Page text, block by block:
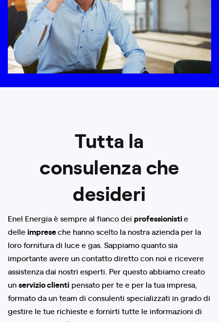
Tutta la
consulenza che
desideri
Enel Energia è sempre al fianco dei professionistie
delleimpreseche hanno scelto la nostra azienda per la
loro fornitura di luce e gas. Sappiamo quanto sia
importante avere un contatto diretto con noi e ricevere
assistenza dai nostri esperti. Per questo abbiamo creato
unservizio clienti pensato per te e per la tua impresa,
formato da un team di consulenti specializzati in grado di
gestire le tue richieste e fornirti tutte le informazioni di